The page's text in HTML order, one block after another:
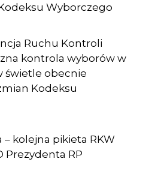
Wyborczego
Ruchu Kontroli
kontrola wyborów w
świetle obecnie
Kodeksu
– kolejna pikieta RKW
Prezydenta RP